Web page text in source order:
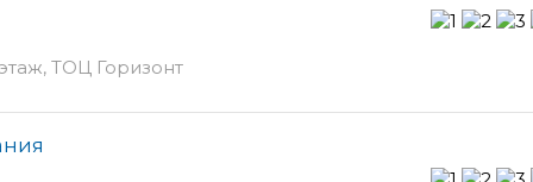
ТОЦ Горизонт